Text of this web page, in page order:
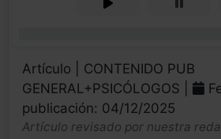
Artículo | CONTENIDO PUB
GENERAL+PSICÓLOGOS |
publicación: 04/12/2025
Artículo revisado por nuestra